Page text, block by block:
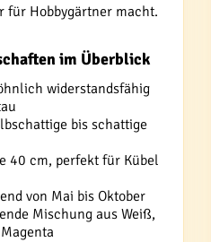
für Hobbygärtner macht.
im Überblick
widerstandsfähig
bis schattige
40 cm, perfekt für Kübel
von Mai bis Oktober
Mischung aus Weiß,